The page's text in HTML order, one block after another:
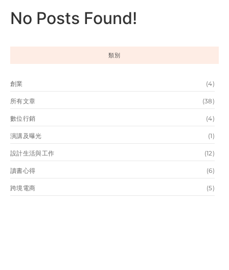
No Posts Found!
類別
創業 (4)
所有文章 (38)
數位行銷 (4)
演講及曝光 (1)
設計生活與工作 (12)
讀書心得 (6)
跨境電商 (5)